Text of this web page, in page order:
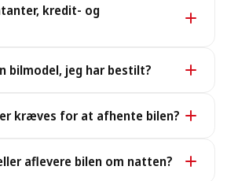
kredit- og
bilmodel, jeg har bestilt?
er tilgængelig, leverer vi en
kræves for at afhente bilen?
bookingvoucher (sendt efter
aflevere bilen om natten?